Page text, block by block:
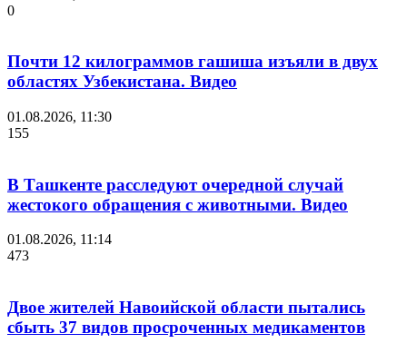
0
Почти 12 килограммов гашиша изъяли в двух
областях Узбекистана. Видео
01.08.2026, 11:30
155
В Ташкенте расследуют очередной случай
жестокого обращения с животными. Видео
01.08.2026, 11:14
473
Двое жителей Навоийской области пытались
сбыть 37 видов просроченных медикаментов